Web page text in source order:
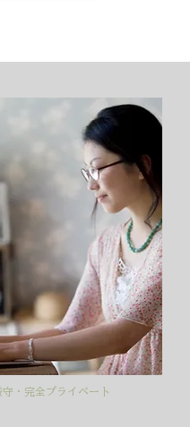
守・完全プライベート